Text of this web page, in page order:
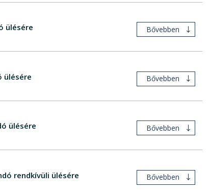
ülésére Bővebben
ülésére Bővebben
ülésére Bővebben
rendkívüli ülésére Bővebben